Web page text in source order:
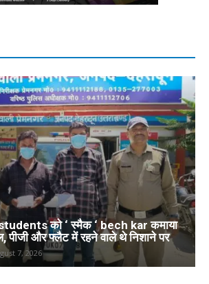
को ‘ स्मैक ‘ bech kar कमाया
पीजी और फ्लैट में रहने वाले थे निशाने पर
7, 2026